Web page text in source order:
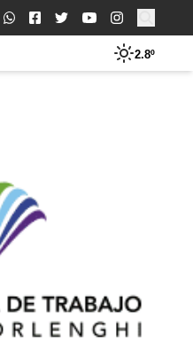
Buscar:
2.8º